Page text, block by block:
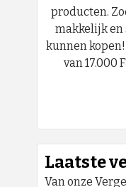
producten.
makkelijk en
kunnen
van 17.000
Laatste
Van onze